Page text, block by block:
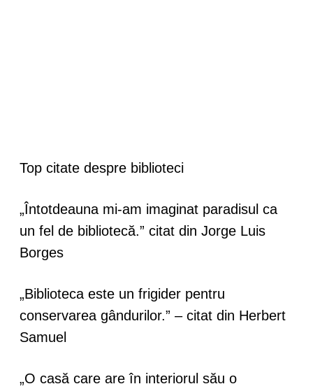
Top citate despre biblioteci
„Întotdeauna mi-am imaginat paradisul ca
un fel de bibliotecă.” citat din Jorge Luis
Borges
„Biblioteca este un frigider pentru
conservarea gândurilor.” – citat din Herbert
Samuel
„O casă care are în interiorul său o